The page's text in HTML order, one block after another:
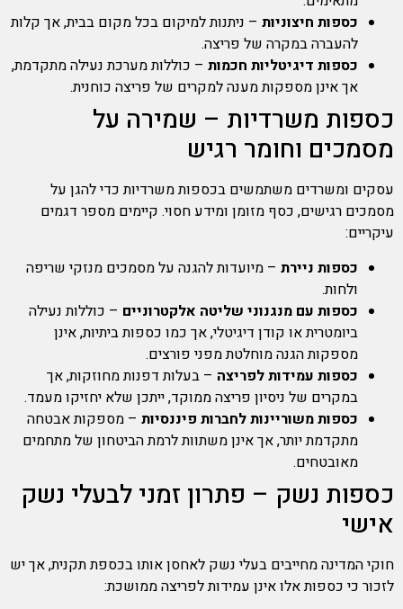
כספות חיצוניות – ניתנות למיקום בכל מקום בבית, אך קלות
להעברה במקרה של פריצה.
כספות דיגיטליות חכמות – כוללות מערכת נעילה מתקדמת,
אך אינן מספקות מענה למקרים של פריצה כוחנית.
כספות משרדיות – שמירה על
מסמכים וחומר רגיש
עסקים ומשרדים משתמשים בכספות משרדיות כדי להגן על
מסמכים רגישים, כסף מזומן ומידע חסוי. קיימים מספר דגמים
עיקריים:
כספות ניירת – מיועדות להגנה על מסמכים מנזקי שריפה
ולחות.
כספות עם מנגנוני שליטה אלקטרוניים – כוללות נעילה
ביומטרית או קודן דיגיטלי, אך כמו כספות ביתיות, אינן
מספקות הגנה מוחלטת מפני פורצים.
כספות עמידות לפריצה – בעלות דפנות מחוזקות, אך
במקרים של ניסיון פריצה ממוקד, ייתכן שלא יחזיקו מעמד.
כספות משוריינות לחברות פיננסיות – מספקות אבטחה
מתקדמת יותר, אך אינן משתוות לרמת הביטחון של מתחמים
מאובטחים.
כספות נשק – פתרון זמני לבעלי נשק
אישי
חוקי המדינה מחייבים בעלי נשק לאחסן אותו בכספת תקנית, אך יש
לזכור כי כספות אלו אינן עמידות לפריצה ממושכת: